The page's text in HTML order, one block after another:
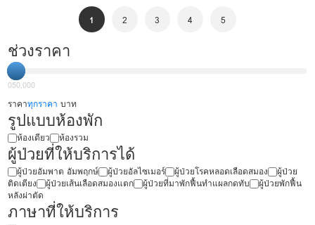
1 2 3 4 5
ช่วงราคา
050,000
ราคาทุกราคา บาท
รูปแบบห้องพัก
ห้องเดียว ห้องรวม
ผู้ป่วยที่ให้บริการได้
ผู้ป่วยอัมพาต อัมพฤกษ์ ผู้ป่วยอัลไซเมอร์ ผู้ป่วยโรคหลอดเลือดสมอง
ผู้ป่วย
ติดเตียง
ผู้ป่วยเส้นเลือดสมองแตก ผู้ป่วยที่มาพักฟื้นทำแผลกดทับ
ผู้ป่วยพักฟื้น
หลังผ่าตัด
ภาษาที่ให้บริการ